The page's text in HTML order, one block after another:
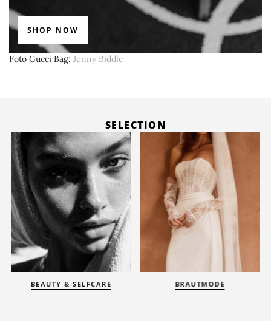
SHOP NOW
Foto Gucci Bag Jenny Biddle
SELECTION
BEAUTY & SELFCARE BRAUTMODE